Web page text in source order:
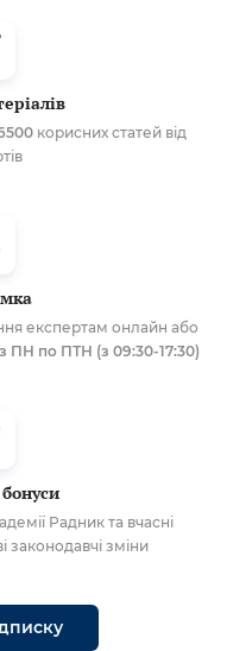
корисних статей від
експертам онлайн або
з ПН по ПТН (з 09:30-17:30)
Радник та вчасні
законодавчі зміни